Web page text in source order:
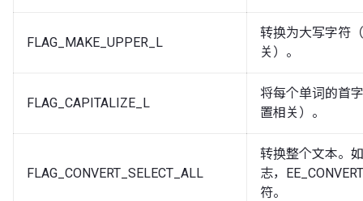
FLAG_MAKE_UPPER_L
转换为大写字符
关）。
FLAG_CAPITALIZE_L
将每个单词的首
置相关）。
FLAG_CONVERT_SELECT_ALL
转换整个文本。
志，
符。